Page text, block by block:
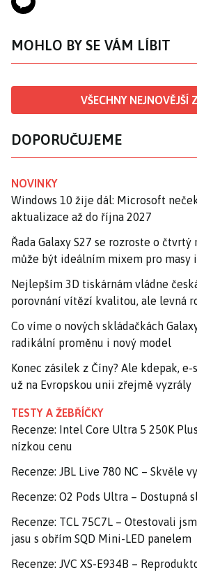
MOHLO BY SE VÁM LÍBIT
VŠECHNY NEJNOVĚJŠÍ
DOPORUČUJEME
NOVINKY
Windows 10 žije dál: Microsoft
aktualizace až do října 2027
Řada Galaxy S27 se rozroste o
může být ideálním mixem pro masy
Nejlepším 3D tiskárnám vládne
porovnání vítězí kvalitou, ale levná
Co víme o nových skládačkách
radikální proměnu i nový model
Konec zásilek z Číny? Ale kdepak, e-
už na Evropskou unii zřejmě vyzrály
TESTY A ŽEBŘÍČKY
Recenze: Intel Core Ultra 5 250K
nízkou cenu
Recenze: JBL Live 780 NC – Skvěle
Recenze: O2 Pods Ultra – Dostupná
Recenze: TCL 75C7L – Otestovali
jasu s obřím SQD Mini-LED panelem
Recenze: JVC XS-E934B –